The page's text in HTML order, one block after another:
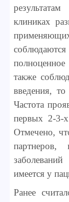
клиниках
полноценное
также
введения,
Частота
первых 2-3-х
Отмечено,
имеется у
Ранее